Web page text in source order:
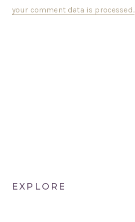
your comment data is processed.
EXPLORE